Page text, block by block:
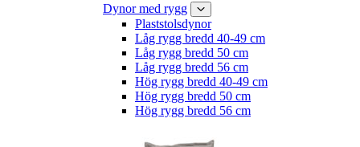
Dynor med rygg
Plaststolsdynor
Låg rygg bredd 40-49 cm
Låg rygg bredd 50 cm
Låg rygg bredd 56 cm
Hög rygg bredd 40-49 cm
Hög rygg bredd 50 cm
Hög rygg bredd 56 cm